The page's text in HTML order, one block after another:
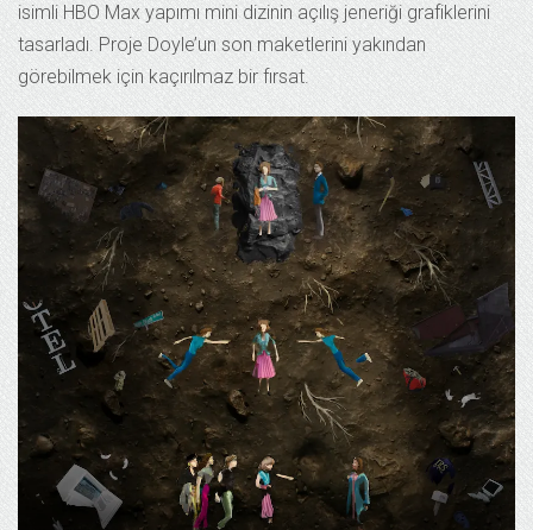
isimli HBO Max yapımı mini dizinin açılış jeneriği grafiklerini
tasarladı. Proje Doyle’un son maketlerini yakından
görebilmek için kaçırılmaz bir fırsat.